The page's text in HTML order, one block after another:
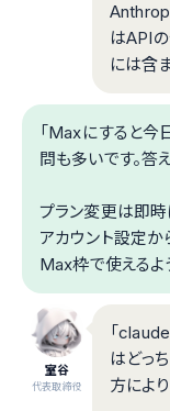
はAPI
には含
「Maxにすると今
問も多いです。答
プラン変更は即
アカウント設定か
Max枠で使えるよ
室谷
代表取締役
「
はどっ
方により